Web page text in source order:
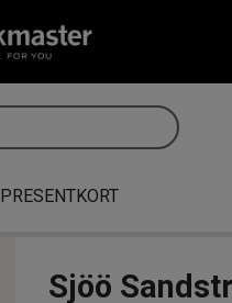
PRESENTKORT
Sjöö